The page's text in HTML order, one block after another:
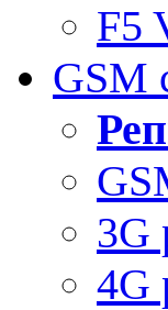
F5
GSM
3G
4G